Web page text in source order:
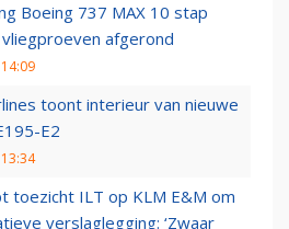
Boeing 737 MAX 10 stap
afgerond
toont interieur van nieuwe
E2
toezicht ILT op KLM E&M om
verslaglegging: ‘Zwaar